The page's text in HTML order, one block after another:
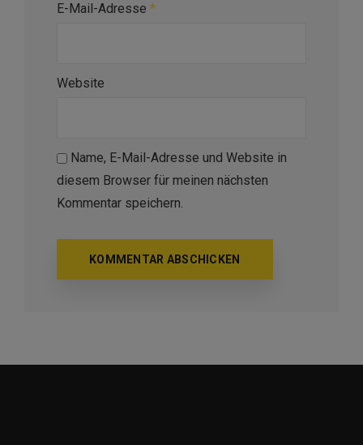
E-Mail-Adresse *
Website
Name, E-Mail-Adresse und Website in
diesem Browser für meinen nächsten
Kommentar speichern.